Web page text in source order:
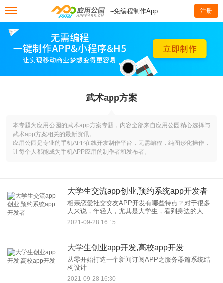
--免编程制作App 注册
武术app方案
本专题为应用公园的武术app方案专题，内容全部来自应用公园精心选择与
武术app方案相关的最新资讯。
应用公园是专业的手机APP在线开发制作平台，无需编程，纯图形化操作，
让每个人都能成为手机APP应用的制作者和发布者。
大学生交流app创业,预约系统app开发者
相亲恋爱社交交友APP开发有哪些特点？对于很多
人来说，年轻人，尤其是大学生，看到身边的人坠
入爱河，他们也想要一份美好的爱情。谈恋爱不是
简单的说说而已，需要一些方法。在过去，当人们
2021-09-28 16:15
大学生创业app开发,高校app开发
从零开始打造一个新闻订阅APP之服务器篇系统结
构设计
2021-09-28 16:30